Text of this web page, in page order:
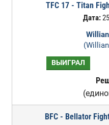
TFC 17 - Titan
Дата:
ВЫИГРАЛ
BFC - Bellator